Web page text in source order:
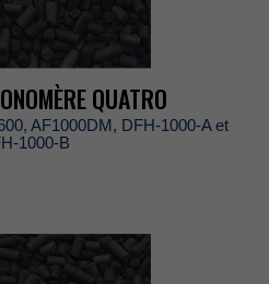
1000-Aet
1000-B